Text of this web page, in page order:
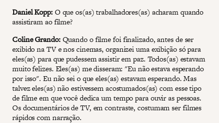
Daniel Kopp:O que os(as) trabalhadores(as) acharam quando
assistiram ao filme?
Coline Grando:Quando o filme foi finalizado, antes de ser
exibido na TV e nos cinemas, organizei uma exibição só para
eles(as) para que pudessem assistir em paz. Todos(as) estavam
muito felizes. Eles(as) me disseram: "Eu não estava esperando
por isso". Eu não sei o que eles(as) estavam esperando. Mas
talvez eles(as) não estivessem acostumados(as) com esse tipo
de filme em que você dedica um tempo para ouvir as pessoas.
Os documentários de TV, em contraste, costumam ser filmes
rápidos com narração.